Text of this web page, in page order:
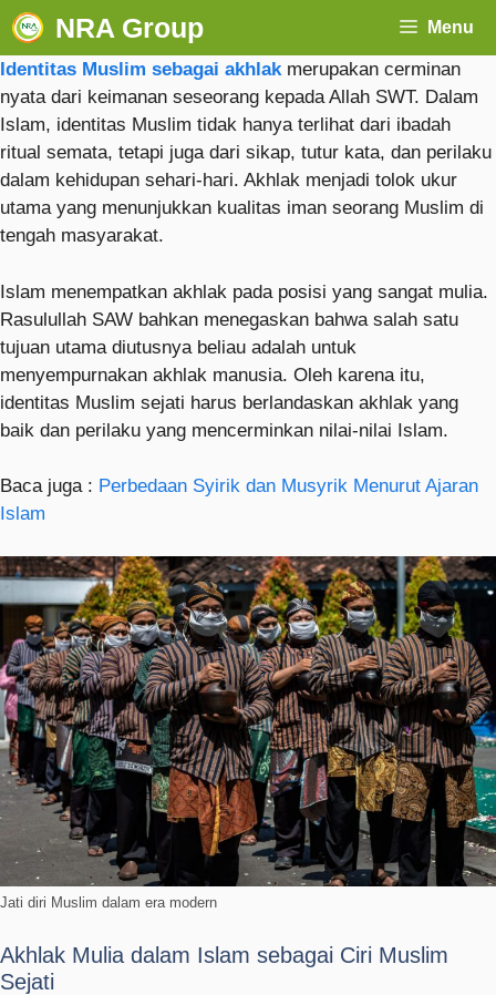
NRA Group Menu
Identitas Muslim sebagai akhlakmerupakan cerminan
nyata dari keimanan seseorang kepada Allah SWT. Dalam
Islam, identitas Muslim tidak hanya terlihat dari ibadah
ritual semata, tetapi juga dari sikap, tutur kata, dan perilaku
dalam kehidupan sehari-hari. Akhlak menjadi tolok ukur
utama yang menunjukkan kualitas iman seorang Muslim di
tengah masyarakat.
Islam menempatkan akhlak pada posisi yang sangat mulia.
Rasulullah SAW bahkan menegaskan bahwa salah satu
tujuan utama diutusnya beliau adalah untuk
menyempurnakan akhlak manusia. Oleh karena itu,
identitas Muslim sejati harus berlandaskan akhlak yang
baik dan perilaku yang mencerminkan nilai-nilai Islam.
Baca juga : Perbedaan Syirik dan Musyrik Menurut Ajaran
Islam
Jati diri Muslim dalam era modern
Akhlak Mulia dalam Islam sebagai Ciri Muslim
Sejati